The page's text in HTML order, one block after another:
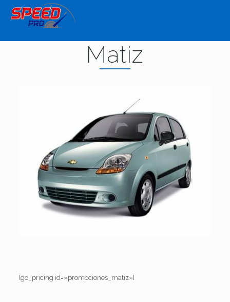
Matiz
[go_pricing id=»promociones_matiz»]